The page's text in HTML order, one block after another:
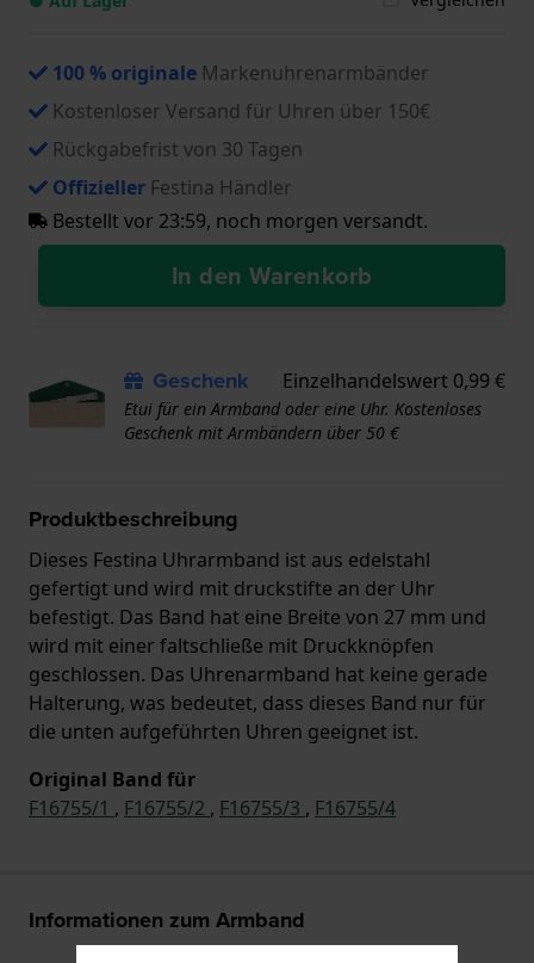
100 % originale Markenuhrenarmbänder
Kostenloser Versand für Uhren über 150€
Rückgabefrist von 30 Tagen
Offizieller Festina Händler
Bestellt vor 23:59, noch morgen versandt.
In den Warenkorb
Geschenk Einzelhandelswert 0,99 €
Etui für ein Armband oder eine Uhr. Kostenloses
Geschenk mit Armbändern über 50 €
Produktbeschreibung
Dieses Festina Uhrarmband ist aus edelstahl
gefertigt und wird mit druckstifte an der Uhr
befestigt. Das Band hat eine Breite von 27 mm und
wird mit einer faltschließe mit Druckknöpfen
geschlossen. Das Uhrenarmband hat keine gerade
Halterung, was bedeutet, dass dieses Band nur für
die unten aufgeführten Uhren geeignet ist.
Original Band für
F16755/1 , F16755/2 , F16755/3 , F16755/4
Informationen zum Armband